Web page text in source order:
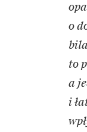
o
to
a
i